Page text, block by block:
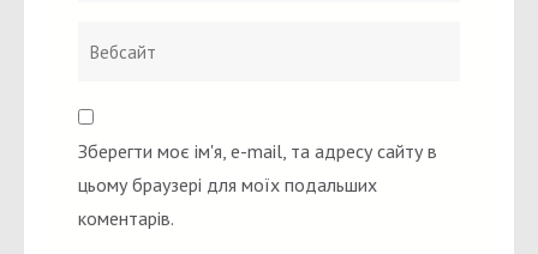
Зберегти моє ім'я, e-mail, та адресу сайту в
цьому браузері для моїх подальших
коментарів.